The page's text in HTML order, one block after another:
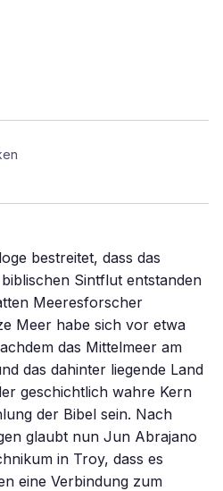
bestreitet, dass das
Sintflut entstanden
Meeresforscher
Meer habe sich vor etwa
das Mittelmeer am
das dahinter liegende Land
geschichtlich wahre Kern
der Bibel sein. Nach
glaubt nun Jun Abrajano
in Troy, dass es
eine Verbindung zum